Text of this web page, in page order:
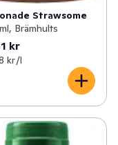
Strawsome
Brämhults
kr
kr /l